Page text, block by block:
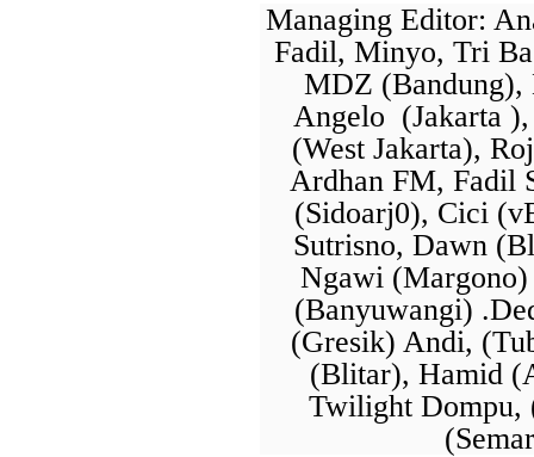
Managing Editor:
Fadil, Minyo, Tri
MDZ (Bandung),
Angelo (Jakarta
(West Jakarta),
Ardhan FM, Fadil
(Sidoarj0), Cici
Sutrisno, Dawn
Ngawi (Margono)
(Banyuwangi)
(Gresik) Andi,
(Blitar), Hamid
Twilight Dompu,